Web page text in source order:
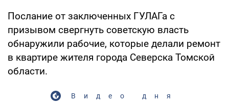
Послание от заключенных ГУЛАГа с
призывом свергнуть советскую власть
обнаружили рабочие, которые делали ремонт
в квартире жителя города Северска Томской
области.
Видео дня